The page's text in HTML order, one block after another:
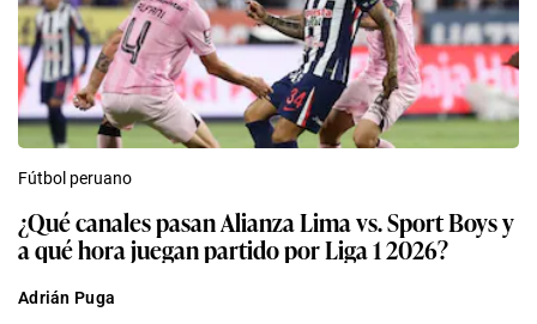
Fútbol peruano
¿Qué canales pasan Alianza Lima vs. Sport Boys y
a qué hora juegan partido por Liga 1 2026?
Adrián Puga